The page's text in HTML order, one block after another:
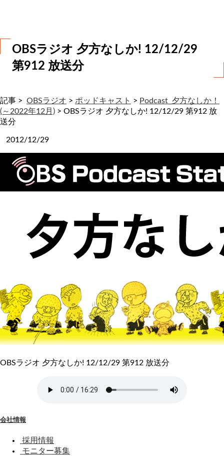
OBSラジオ 夕方なしか! 12/12/29
第912 放送分
記事 > OBSラジオ > ポッドキャスト > Podcast_夕方なしか！
(～2022年12月) > OBSラジオ 夕方なしか! 12/12/29 第912 放
送分
2012/12/29
OBSラジオ 夕方なしか! 12/12/29 第912 放送分
会社情報
採用情報
モニター募集